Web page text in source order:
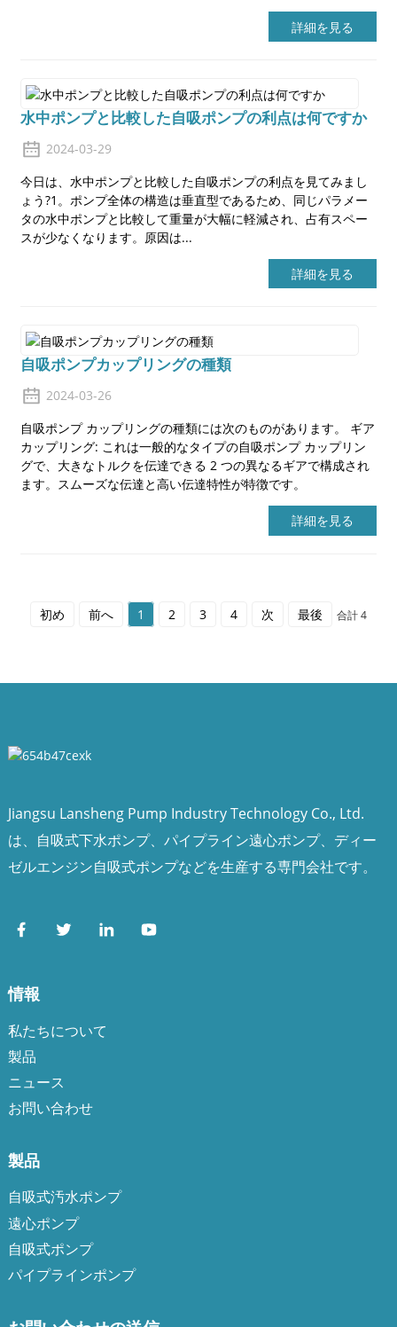
詳細を見る
水中ポンプと比較した自吸ポンプの利点は何ですか
2024-03-29
今日は、水中ポンプと比較した自吸ポンプの利点を見てみまし
ょう?1。ポンプ全体の構造は垂直型であるため、同じパラメー
タの水中ポンプと比較して重量が大幅に軽減され、占有スペー
スが少なくなります。原因は...
詳細を見る
自吸ポンプカップリングの種類
2024-03-26
自吸ポンプ カップリングの種類には次のものがあります。 ギア
カップリング: これは一般的なタイプの自吸ポンプ カップリン
グで、大きなトルクを伝達できる 2 つの異なるギアで構成され
ます。スムーズな伝達と高い伝達特性が特徴です。
詳細を見る
初め 前へ 1 2 3 4 次 最後 合計 4
Jiangsu Lansheng Pump Industry Technology Co., Ltd.
は、自吸式下水ポンプ、パイプライン遠心ポンプ、ディー
ゼルエンジン自吸式ポンプなどを生産する専門会社です。
情報
私たちについて
製品
ニュース
お問い合わせ
製品
自吸式汚水ポンプ
遠心ポンプ
自吸式ポンプ
パイプラインポンプ